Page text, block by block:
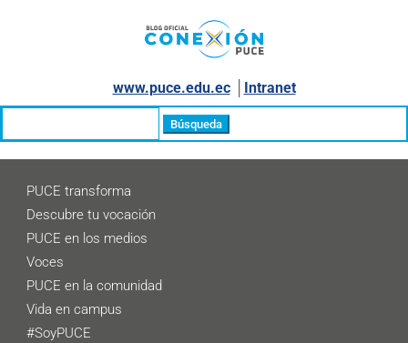
www.puce.edu.ec│ Intranet
PUCE transforma
Descubre tu vocación
PUCE en los medios
Voces
PUCE en la comunidad
Vida en campus
#SoyPUCE